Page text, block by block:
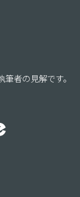
者の見解です。